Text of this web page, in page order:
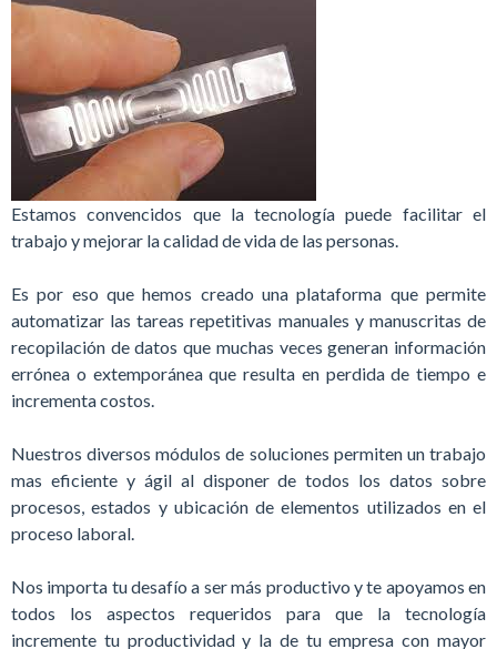
Estamos convencidos que la tecnología puede facilitar el
trabajo y mejorar la calidad de vida de las personas.
Es por eso que hemos creado una plataforma que permite
automatizar las tareas repetitivas manuales y manuscritas de
recopilación de datos que muchas veces generan información
errónea o extemporánea que resulta en perdida de tiempo e
incrementa costos.
Nuestros diversos módulos de soluciones permiten un trabajo
mas eficiente y ágil al disponer de todos los datos sobre
procesos, estados y ubicación de elementos utilizados en el
proceso laboral.
Nos importa tu desafío a ser más productivo y te apoyamos en
todos los aspectos requeridos para que la tecnología
incremente tu productividad y la de tu empresa con mayor